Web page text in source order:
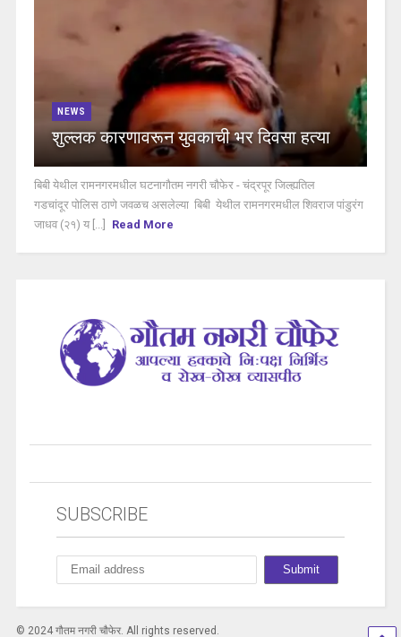
NEWS
शुल्लक कारणावरून युवकाची भर दिवसा हत्या
बिबी येथील रामनगरमधील घटनागौतम नगरी चौफेर - चंद्रपूर जिल्ह्यतिल
गडचांदूर पोलिस ठाणे जवळच असलेल्या बिबी येथील रामनगरमधील शिवराज पांडुरंग
जाधव (२१) य [...]
Read More
SUBSCRIBE
© 2024 गौतम नगरी चौफेर. All rights reserved.